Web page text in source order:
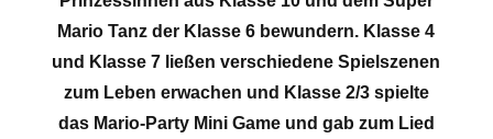
Mario Tanz der Klasse 6 bewundern. Klasse 4
und Klasse 7 ließen verschiedene Spielszenen
zum Leben erwachen und Klasse 2/3 spielte
das Mario-Party Mini Game und gab zum Lied